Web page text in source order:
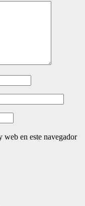
en este navegador